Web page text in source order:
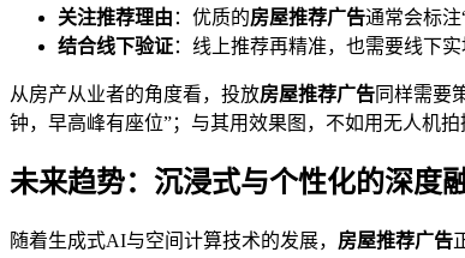
关注推荐理由 ：优质的房屋推荐广告通常会标注
结合线下验证：线上推荐再精准，也需要线下
从房产从业者的角度看，投放房屋推荐广告同样需要
钟，早高峰有座位”；与其用效果图，不如用无人机
未来趋势：沉浸式与个性化的深度
随着生成式AI与空间计算技术的发展， 房屋推荐广告